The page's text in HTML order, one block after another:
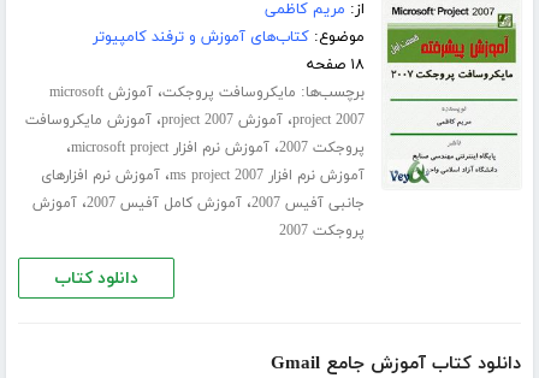
از: مریم کاظمی
موضوع:کتاب‌های آموزش و ترفند کامپیوتر
۱۸ صفحه
برچسب‌ها: مایکروسافت پروجکت،
آموزش microsoft
project 2007،آموزش project 2007 ،آموزش مایکروسافت
پروجکت 2007
،آموزش نرم افزار microsoft project ،
آموزش نرم افزار ms project 2007 ،آموزش نرم افزارهای
جانبی آفیس 2007
،آموزش کامل آفیس 2007 ،آموزش
پروجکت 2007
دانلود کتاب
دانلود کتاب آموزش جامع Gmail